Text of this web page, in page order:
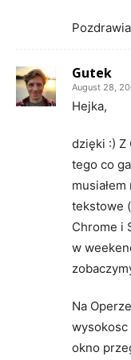
Gutek
August 28,
Hejka,
dzięki :) Z
tego co
tekstowe
Chrome i
w
Na
wysokosc
okno